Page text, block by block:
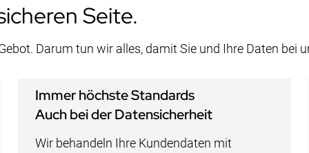
Seite.
Darum tun wir alles, damit Sie und Ihre Daten bei
Immer höchste Standards
Auch bei der Datensicherheit
Wir behandeln Ihre Kundendaten mit